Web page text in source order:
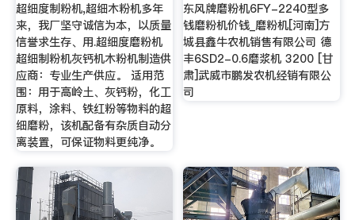
超细度制粉机,超细木粉机多年
来，我厂坚守诚信为本，以质量
信誉求生存、用.超细度磨粉机
超细制粉机灰钙机木粉机制造供
应商：专业生产供应。 适用范
围：用于高岭土、灰钙粉，化工
原料，涂料、铁红粉等物料的超
细磨粉，该机配备有杂质自动分
离装置，可保证物料更纯净。
东风牌磨粉机6FY-2240型多
钱磨粉机价钱_磨粉机[河南]方
城县鑫牛农机销售有限公司 德
丰6SD2-0.6磨浆机 3200 [甘
肃]武威市鹏发农机经销有限公
司